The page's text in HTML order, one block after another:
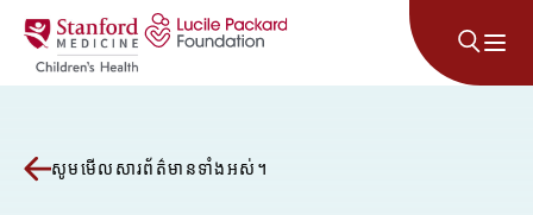
រំលងទៅមាតិកា
សូមមើលសារព័ត៌មានទាំងអស់។